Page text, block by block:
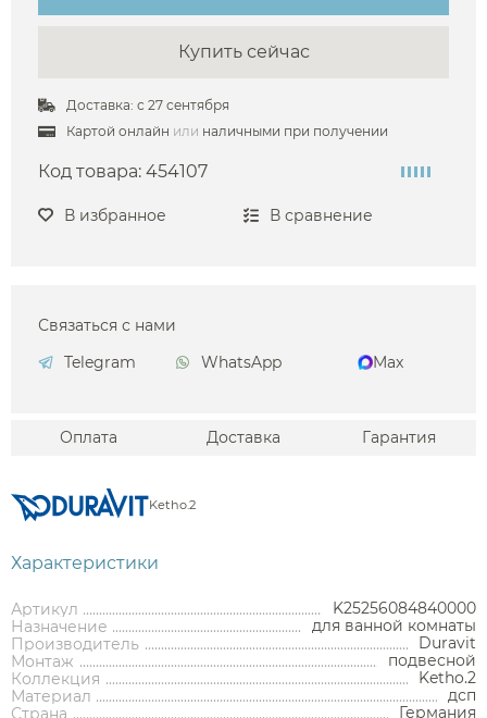
Купить сейчас
Доставка: с 27 сентября
Картой онлайн или наличными при получении
Код товара: 454107
В избранное В сравнение
Связаться с нами
Telegram
WhatsApp Max
Оплата Доставка Гарантия
Ketho.2
Характеристики
Артикул
K25256084840000
Назначение
для ванной комнаты
Производитель
Duravit
Монтаж
подвесной
Коллекция
Ketho.2
Материал
дсп
Страна
Германия